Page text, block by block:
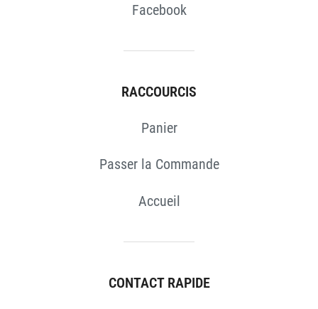
Facebook
RACCOURCIS
Panier
Passer la Commande
Accueil
CONTACT RAPIDE